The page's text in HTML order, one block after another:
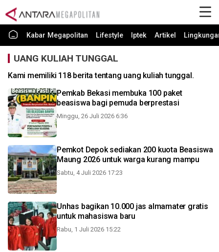
Kabar Megapolitan Lifestyle Iptek Artikel
UANG KULIAH TUNGGAL
Kami memiliki 118 berita tentang uang kuliah tunggal.
Pemkab Bekasi membuka 100 paket
beasiswa bagi pemuda berprestasi
Minggu, 26 Juli 2026 6:36
Pemkot Depok sediakan 200 kuota Beasiswa
Maung 2026 untuk warga kurang mampu
Sabtu, 4 Juli 2026 17:23
Unhas bagikan 10.000 jas almamater gratis
untuk mahasiswa baru
Rabu, 1 Juli 2026 15:22